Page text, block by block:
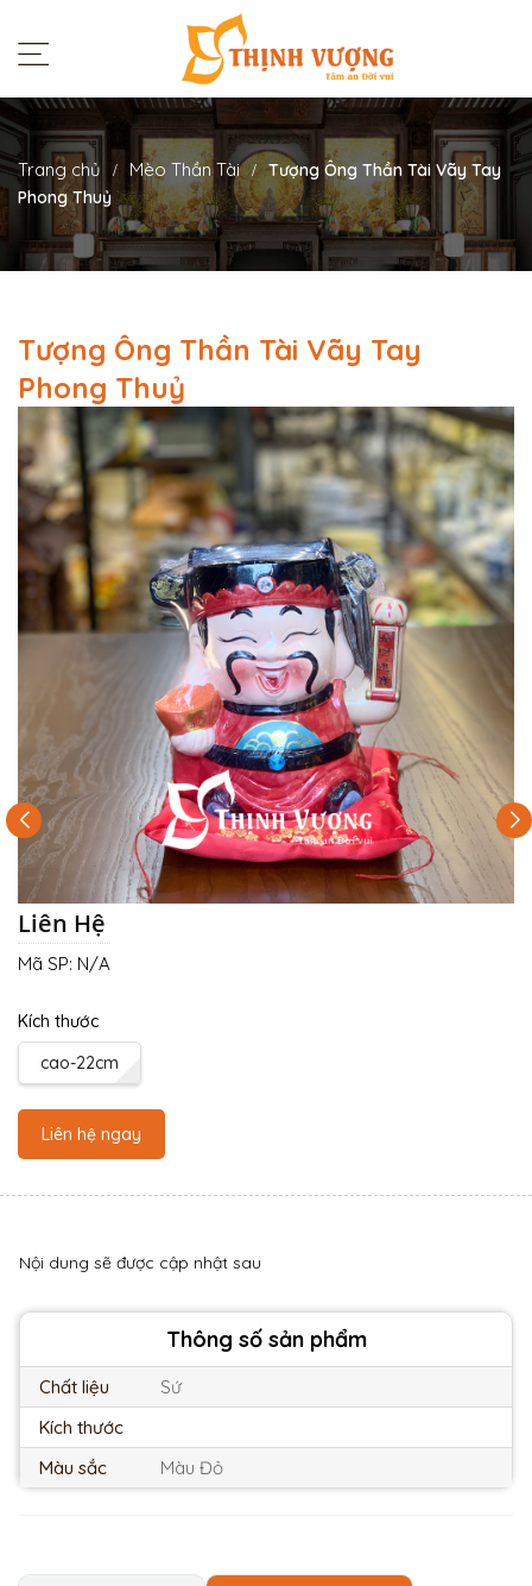
Trang chủ Mèo Thần Tài
Tượng Ông Thần Tài Vãy Tay
Phong Thuỷ
Tượng Ông Thần Tài Vãy Tay
Phong Thuỷ
Liên Hệ
Kích thước
cao-22cm
Liên hệ ngay
Mã SP: N/A
Thông số sản phẩm
Chất liệu
Sứ
Kích thước
Màu sắc
Màu Đỏ
Nội dung sẽ được cập nhật sau